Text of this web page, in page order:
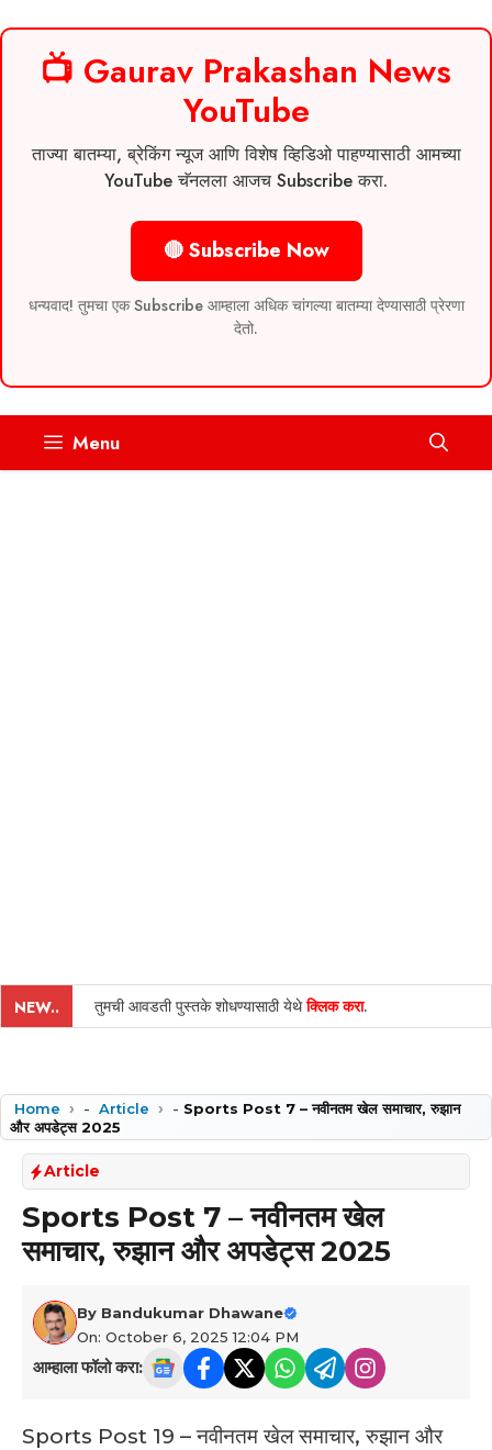
📺 Gaurav Prakashan News
YouTube
ताज्या बातम्या, ब्रेकिंग न्यूज आणि विशेष व्हिडिओ पाहण्यासाठी आमच्या
YouTube चॅनलला आजच Subscribe करा.
🔴 Subscribe Now
धन्यवाद! तुमचा एक Subscribe आम्हाला अधिक चांगल्या बातम्या देण्यासाठी प्रेरणा
देतो.
Menu
NEW.. तुमची आवडती पुस्तके शोधण्यासाठी येथेक्लिक करा.
Home - Article - Sports Post 7 – नवीनतम खेल समाचार, रुझान
और अपडेट्स 2025
Article
Sports Post 7 – नवीनतम खेल
समाचार, रुझान और अपडेट्स 2025
By Bandukumar Dhawane
On: October 6, 2025 12:04 PM
आम्हाला फॉलो करा:
Sports Post 19 – नवीनतम खेल समाचार, रुझान और